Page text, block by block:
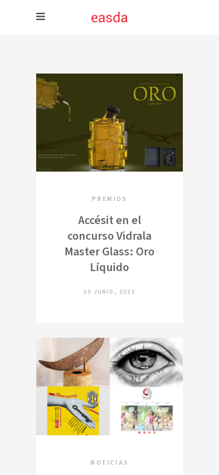
PREMIOS
Accésit en el
concurso Vidrala
Master Glass: Oro
Líquido
30 JUNIO, 2023
NOTICIAS